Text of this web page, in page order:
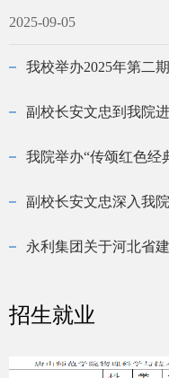
2025-09-05
永利集团关于河北省
招生就业